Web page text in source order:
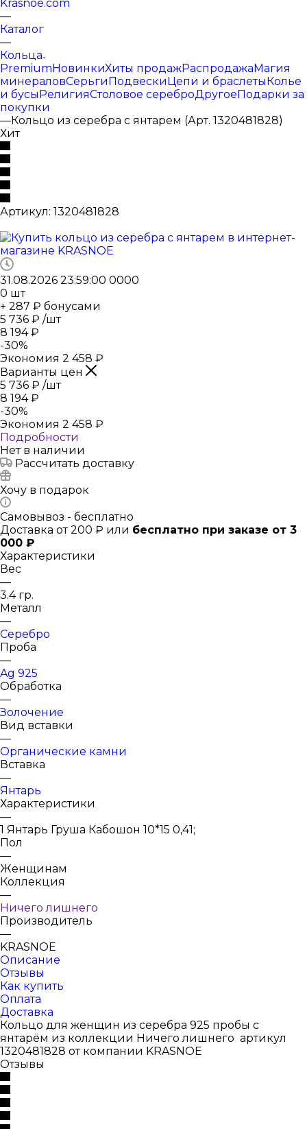
Krasnoe.com
—
Каталог
—
Кольца
PremiumНовинкиХиты продажРаспродажаМагия
минераловСерьгиПодвескиЦепи и браслетыКолье
и бусыРелигияСтоловое сереброДругоеПодарки за
покупки
—Кольцо из серебра с янтарем (Арт. 1320481828)
Хит
Артикул: 1320481828
31.08.2026 23:59:00 0000
0 шт
+ 287 ₽ бонусами
5 736 ₽ /шт
8 194₽
-30%
Экономия 2 458 ₽
Варианты цен
5 736 ₽ /шт
8 194₽
-30%
Экономия 2 458 ₽
Подробности
Нет в наличии
Рассчитать доставку
Хочу в подарок
Самовывоз - бесплатно
Доставка от 200 ₽ или бесплатно при заказе от 3
000 ₽
Характеристики
Вес
—
3.4 гр.
Металл
—
Серебро
Проба
—
Ag 925
Обработка
—
Золочение
Вид вставки
—
Органические камни
Вставка
—
Янтарь
Характеристики
—
1 Янтарь Груша Кабошон 10*15 0,41;
Пол
—
Женщинам
Коллекция
—
Ничего лишнего
Производитель
—
KRASNOE
Описание
Отзывы
Как купить
Оплата
Доставка
Кольцо для женщин из серебра 925 пробы с
янтарём из коллекции Ничего лишнего артикул
1320481828 от компании KRASNOE
Отзывы